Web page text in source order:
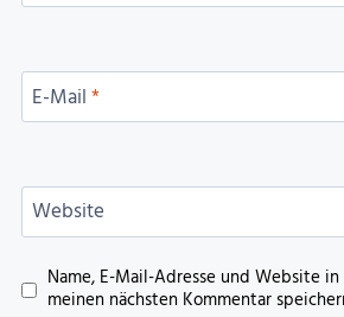
E-Mail*
Website
Name, E-Mail-Adresse und Website
meinen nächsten Kommentar